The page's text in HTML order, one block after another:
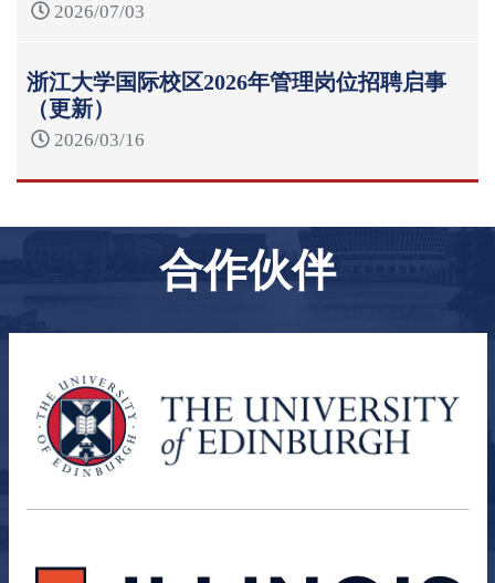
2026/07/03
浙江大学国际校区2026年管理岗位招聘启事
（更新）
2026/03/16
合作伙伴